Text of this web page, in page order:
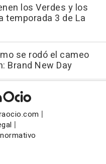
los Verdes y los
temporada 3 de La
se rodó el cameo
Brand New Day
|
|